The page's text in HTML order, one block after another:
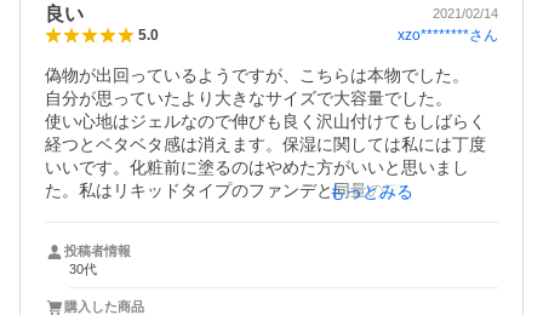
良い 2021/02/14
5.0 xzo********さん
偽物が出回っているようですが、こちらは本物でした。
自分が思っていたより大きなサイズで大容量でした。
使い心地はジェルなので伸びも良く沢山付けてもしばらく
経つとベタベタ感は消えます。保湿に関しては私には丁度
いいです。化粧前に塗るのはやめた方がいいと思いまし
た。私はリキッドタイプのファンデと同量のアロエジェル
それと、毛穴を気にする息子も一緒に使っていますが、毛
穴も目立たなくなりツルツルになりました。
もっとみる
投稿者情報
30代
購入した商品